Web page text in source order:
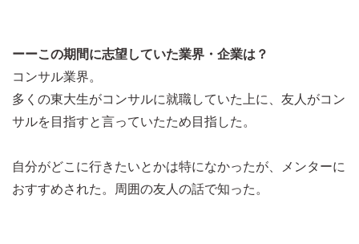
ーーこの期間に志望していた業界・企業は？
コンサル業界。
多くの東大生がコンサルに就職していた上に、友人がコン
サルを目指すと言っていたため目指した。
自分がどこに行きたいとかは特になかったが、メンターに
おすすめされた。周囲の友人の話で知った。